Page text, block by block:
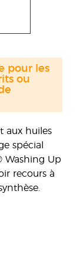
aux huiles
spécial
Washing Up
recours à
pour les
ou